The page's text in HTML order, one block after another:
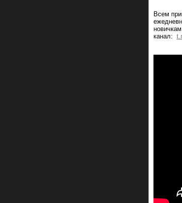
Всем
канал: